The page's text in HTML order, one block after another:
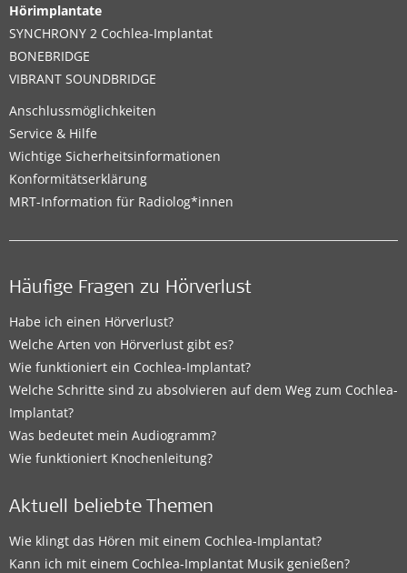
Hörimplantate
SYNCHRONY 2 Cochlea-Implantat
BONEBRIDGE
VIBRANT SOUNDBRIDGE
Anschlussmöglichkeiten
Service & Hilfe
Wichtige Sicherheitsinformationen
Konformitätserklärung
MRT-Information für Radiolog*innen
Häufige Fragen zu Hörverlust
Habe ich einen Hörverlust?
Welche Arten von Hörverlust gibt es?
Wie funktioniert ein Cochlea-Implantat?
Welche Schritte sind zu absolvieren auf dem Weg zum Cochlea-
Implantat?
Was bedeutet mein Audiogramm?
Wie funktioniert Knochenleitung?
Aktuell beliebte Themen
Wie klingt das Hören mit einem Cochlea-Implantat?
Kann ich mit einem Cochlea-Implantat Musik genießen?